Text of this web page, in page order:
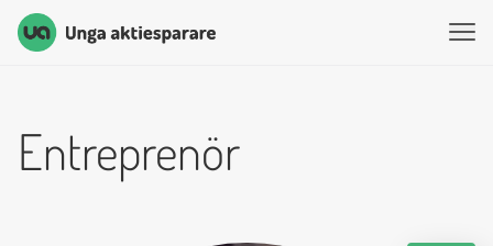
Unga Aktiesparare
Entreprenör